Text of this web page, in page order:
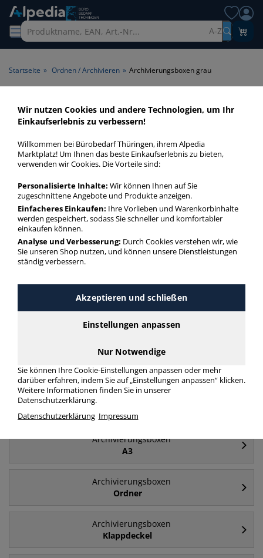
A-Z
Startseite » Ordnen / Archivieren » Archivierungsboxen grau
Archivierungsboxen grau >
Farbe grau
Archivierungsboxen grau in bester Qualität zum günstigen
Preis. Finden Sie schnell Archivierungsboxen grau mit
Archivierungsboxen grau
mehr Infos zur Kategorie
Archivierungsboxen
A4
Archivierungsboxen
Deckel
Archivierungsboxen
Archivierungsboxen
A3
Archivierungsboxen
Ordner
Archivierungsboxen
Klappdeckel
Wir nutzen Cookies und andere Technologien, um Ihr
Einkaufserlebnis zu verbessern!
Willkommen bei Bürobedarf Thüringen, ihrem Alpedia
Marktplatz! Um Ihnen das beste Einkaufserlebnis zu bieten,
verwenden wir Cookies. Die Vorteile sind:
Personalisierte Inhalte: Wir können Ihnen auf Sie
zugeschnittene Angebote und Produkte anzeigen.
Einfacheres Einkaufen: Ihre Vorlieben und Warenkorbinhalte
werden gespeichert, sodass Sie schneller und komfortabler
einkaufen können.
Analyse und Verbesserung: Durch Cookies verstehen wir, wie
Sie unseren Shop nutzen, und können unsere Dienstleistungen
ständig verbessern.
Akzeptieren und schließen
Einstellungen anpassen
Nur Notwendige
Sie können Ihre Cookie-Einstellungen anpassen oder mehr
darüber erfahren, indem Sie auf „Einstellungen anpassen“ klicken.
Weitere Informationen finden Sie in unserer
Datenschutzerklärung.
Datenschutzerklärung Impressum